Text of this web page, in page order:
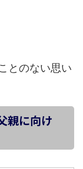
とのない思い
親に向け